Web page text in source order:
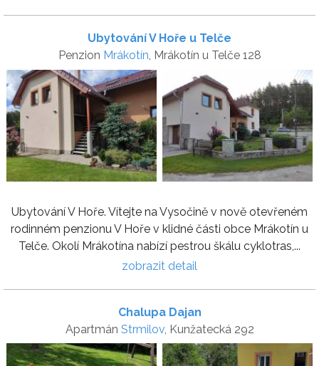
Ubytování V Hoře u Telče
Penzion Mrákotín, Mrákotín u Telče 128
Ubytování V Hoře. Vítejte na Vysočině v nově otevřeném
rodinném penzionu V Hoře v klidné části obce Mrákotín u
Telče. Okolí Mrákotína nabízí pestrou škálu cyklotras,...
zobrazit detail
Chalupa Dajan
Apartmán Strmilov, Kunžatecká 292